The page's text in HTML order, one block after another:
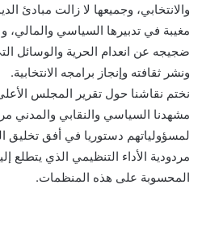
والانتخابي، وجميعها لا زالت مبادئ
مغيبة في تدبيرها السياسي والمالي،
ضجيجه عن انعدام الحرية والوسائل
ونشر ثقافته وإنجاز برامجه الانتخابية.
نختم نقاشنا حول تقرير المجلس
مشهدنا السياسي والنقابي والمدني
لمسؤولياتهم دستوريا في أفق تخليق
مردودية الأداء التنظيمي الذي يتطلع
المحسوبة على هذه المنظمات.